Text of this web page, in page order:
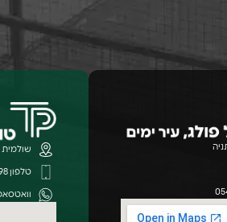
שולמית 3 נתניה מתחם החוף הירוק
טלפון 054-255-3898
וואטסאפ 054-255-